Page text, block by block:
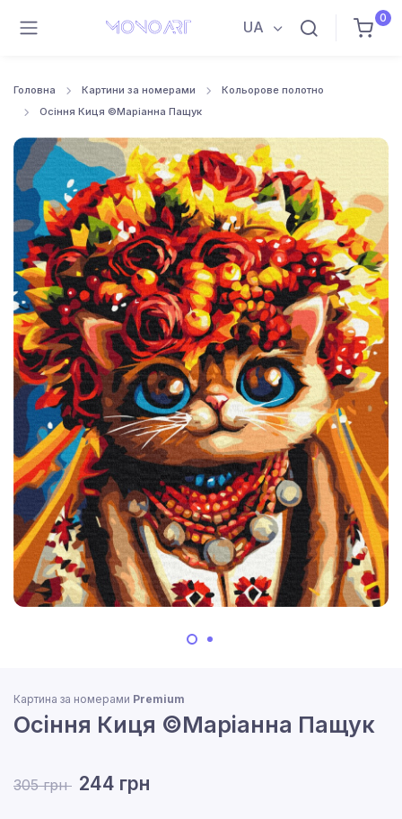
UA
0
Головна Картини за номерами
Кольорове полотно
Осіння Киця ©Маріанна Пащук
Картина за номерами Premium
Осіння Киця ©Маріанна Пащук
305 грн 244 грн